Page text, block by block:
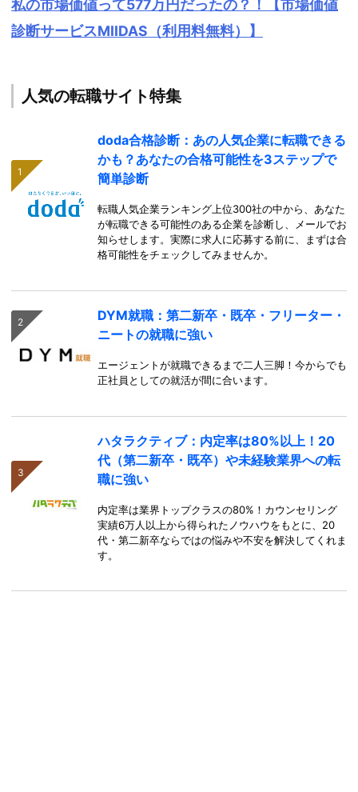
私の市場価値って577万円だったの？！【市場価値
診断サービスMIIDAS（利用料無料）】
人気の転職サイト特集
doda合格診断：あの人気企業に転職できる
かも？あなたの合格可能性を3ステップで
簡単診断
転職人気企業ランキング上位300社の中から、あなた
が転職できる可能性のある企業を診断し、メールでお
知らせします。実際に求人に応募する前に、まずは合
格可能性をチェックしてみませんか。
DYM就職：第二新卒・既卒・フリーター・
ニートの就職に強い
エージェントが就職できるまで二人三脚！今からでも
正社員としての就活が間に合います。
ハタラクティブ：内定率は80%以上！20
代（第二新卒・既卒）や未経験業界への転
職に強い
内定率は業界トップクラスの80%！カウンセリング
実績6万人以上から得られたノウハウをもとに、20
代・第二新卒ならではの悩みや不安を解決してくれま
す。